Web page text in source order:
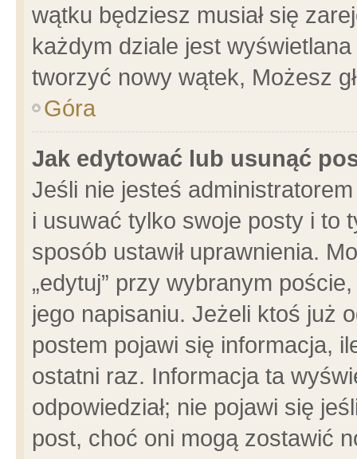
wątku będziesz musiał się
każdym dziale jest
tworzyć nowy wątek, Możesz
Góra
Jak edytować lub usunąć
Jeśli nie jesteś
i usuwać tylko swoje posty i to
sposób ustawił uprawnienia.
„edytuj” przy wybranym
jego napisaniu. Jeżeli ktoś już
postem pojawi się informacja,
ostatni raz. Informacja ta
odpowiedział; nie pojawi się
post, choć oni mogą zostawić